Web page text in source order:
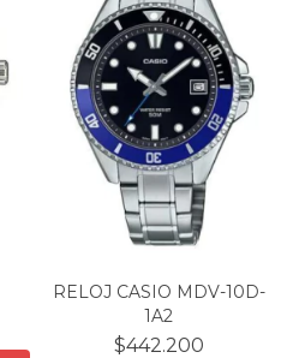
RELOJ CASIO MDV-10D-
1A2
$442.200